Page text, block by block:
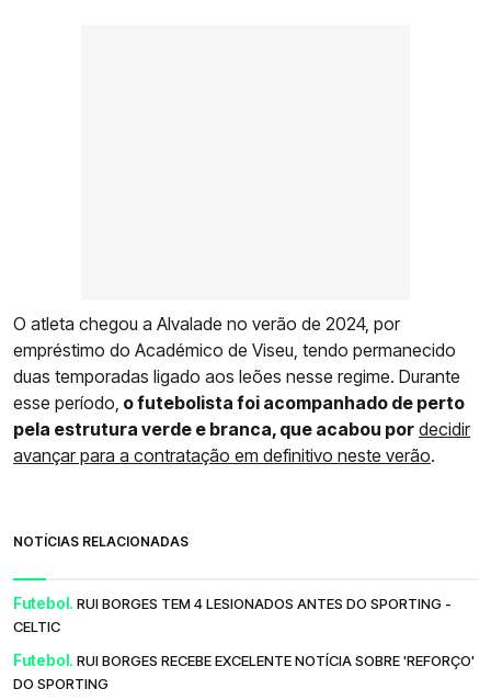
O atleta chegou a Alvalade no verão de 2024, por
empréstimo do Académico de Viseu, tendo permanecido
duas temporadas ligado aos leões nesse regime. Durante
esse período, o futebolista foi acompanhado de perto
pela estrutura verde e branca, que acabou por decidir
avançar para a contratação em definitivo neste verão.
NOTÍCIAS RELACIONADAS
Futebol. RUI BORGES TEM 4 LESIONADOS ANTES DO SPORTING -
CELTIC
Futebol. RUI BORGES RECEBE EXCELENTE NOTÍCIA SOBRE 'REFORÇO'
DO SPORTING